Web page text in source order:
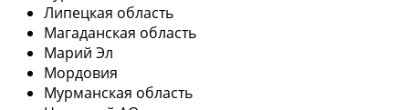
Липецкая область
Магаданская область
Марий Эл
Мордовия
Мурманская область